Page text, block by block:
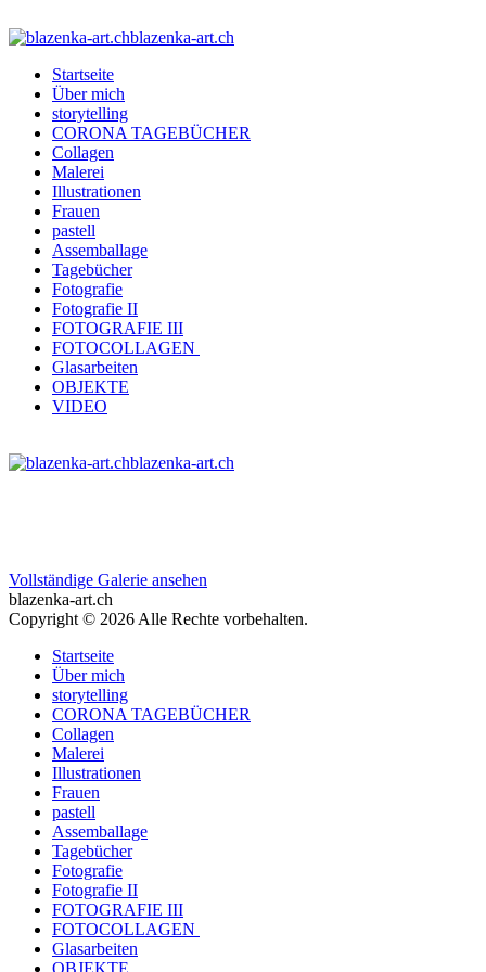
blazenka-art.ch
Startseite
Über mich
storytelling
CORONA TAGEBÜCHER
Collagen
Malerei
Illustrationen
Frauen
pastell
Assemballage
Tagebücher
Fotografie
Fotografie II
FOTOGRAFIE III
FOTOCOLLAGEN
Glasarbeiten
OBJEKTE
VIDEO
blazenka-art.ch
Vollständige Galerie ansehen
blazenka-art.ch
Copyright © 2026 Alle Rechte vorbehalten.
Startseite
Über mich
storytelling
CORONA TAGEBÜCHER
Collagen
Malerei
Illustrationen
Frauen
pastell
Assemballage
Tagebücher
Fotografie
Fotografie II
FOTOGRAFIE III
FOTOCOLLAGEN
Glasarbeiten
OBJEKTE